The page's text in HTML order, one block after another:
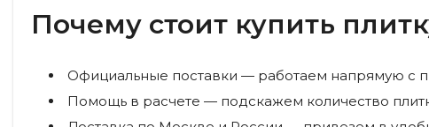
Почему стоит купить
Официальные поставки — работаем напрямую с
Помощь в расчете — подскажем количество